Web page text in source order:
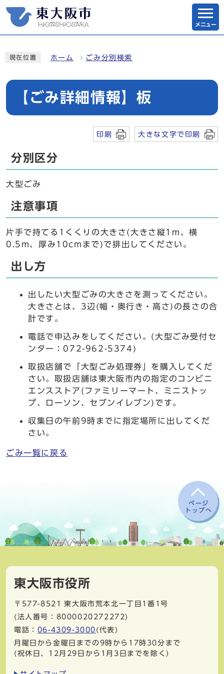
メニュー
現在位置 ホーム ごみ分別検索
【ごみ詳細情報】板
印刷 大きな文字で印刷
分別区分
大型ごみ
注意事項
片手で持てる1くくりの大きさ(大きさ縦1m、横
0.5m、厚み10cmまで)で排出してください。
出し方
出したい大型ごみの大きさを測ってください。
大きさとは、3辺(幅・奥行き・高さ)の長さの合
計です。
電話で申込みをしてください。(大型ごみ受付セ
ンター：072-962-5374)
取扱店舗で「大型ごみ処理券」を購入してくだ
さい。取扱店舗は東大阪市内の指定のコンビニ
エンスストア(ファミリーマート、ミニストッ
プ、ローソン、セブンイレブン)です。
収集日の午前9時までに指定場所に出してくだ
さい。
ごみ一覧に戻る
ページ
トップへ
東大阪市役所
〒577-8521
東大阪市荒本北一丁目1番1号
(法人番号：8000020272272)
電話： 06-4309-3000 (代表)
月曜日から金曜日までの9時から17時30分まで
(祝休日、12月29日から1月3日までを除く)